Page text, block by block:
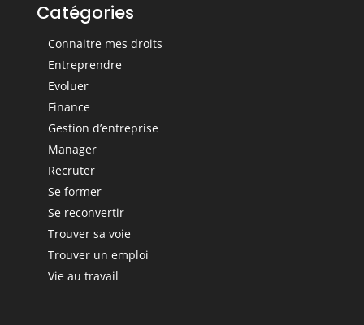
Catégories
Connaitre mes droits
Entreprendre
Evoluer
Finance
Gestion d’entreprise
Manager
Recruter
Se former
Se reconvertir
Trouver sa voie
Trouver un emploi
Vie au travail